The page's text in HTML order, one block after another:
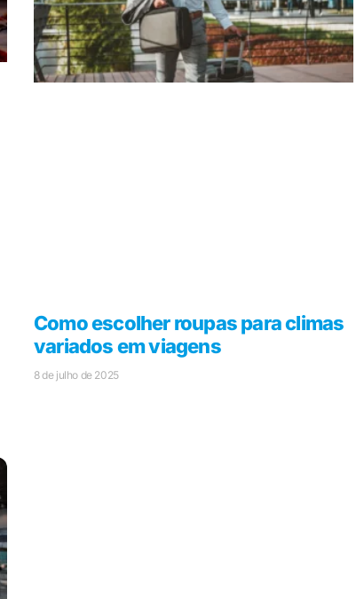
Como escolher roupas para climas
variados em viagens
8 de julho de 2025